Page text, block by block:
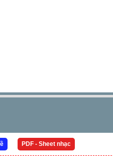
PDF - Sheet nhạc